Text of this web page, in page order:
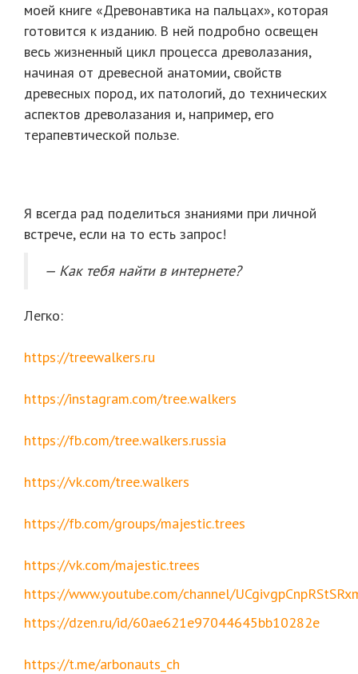
моей книге «Древонавтика на пальцах», которая
готовится к изданию. В ней подробно освещен
весь жизненный цикл процесса древолазания,
начиная от древесной анатомии, свойств
древесных пород, их патологий, до технических
аспектов древолазания и, например, его
терапевтической пользе.
Я​​​​​ всегда рад поделиться знаниями при личной
встрече, если на то есть запрос!
— Как тебя найти в интернете?
Легко:
https://treewalkers.ru
https://instagram.com/tree.walkers
https://fb.com/tree.walkers.russia
https://vk.com/tree.walkers
https://fb.com/groups/majestic.trees
https://vk.com/majestic.trees
https://www.youtube.com/channel/
https://dzen.ru/id/60ae621e97044645bb10282e
https://t.me/arbonauts_ch